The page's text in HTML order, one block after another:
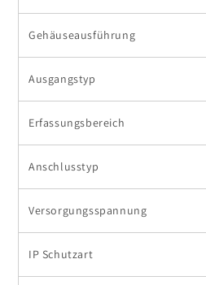
Gehäuseausführung
Ausgangstyp
Erfassungsbereich
Anschlusstyp
Versorgungsspannung
IP Schutzart